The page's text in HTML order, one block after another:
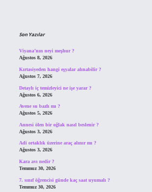
Son Yazılar
Viyana’nın neyi meşhur ?
Ağustos 8, 2026
Kırtasiyeden hangi eşyalar alınabilir ?
Ağustos 7, 2026
Detaylı iç temizleyici ne işe yarar ?
Ağustos 6, 2026
Avene su bazlı mı ?
Ağustos 5, 2026
Annesi ölen bir oğlak nasıl beslenir ?
Ağustos 3, 2026
Adi ortaklık üzerine araç alınır mı ?
Ağustos 3, 2026
Kara avı nedir ?
Temmuz 30, 2026
7. sınıf öğrencisi günde kaç saat uyumalı ?
Temmuz 30, 2026